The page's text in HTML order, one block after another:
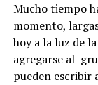
Mucho tiempo
momento,
hoy a la luz de
agregarse al
pueden escribir